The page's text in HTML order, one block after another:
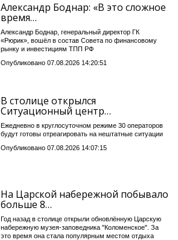
Александр Боднар: «В это сложное
время…
Александр Боднар, генеральный директор ГК
«Рюрик», вошёл в состав Совета по финансовому
рынку и инвестициям ТПП РФ
Опубликовано 07.08.2026 14:20:51
В столице открылся
Ситуационный центр…
Ежедневно в круглосуточном режиме 30 операторов
будут готовы отреагировать на нештатные ситуации
Опубликовано 07.08.2026 14:07:15
На Царской набережной побывало
больше 8…
Год назад в столице открыли обновлённую Царскую
набережную музея-заповедника "Коломенское". За
это время она стала популярным местом отдыха